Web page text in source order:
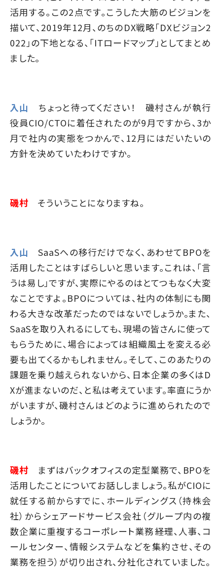
活用する。この2点です。こうした大筋のビジョンを
描いて、2019年12月、のちのDX戦略「DXビジョン2
022」の下地となる、「ITロードマップ」としてまとめ
ました。
入山
ちょっと待ってください！ 磯村さんが執行
役員CIO/CTOに着任されたのが9月ですから、3か
月で社内の実態をつかんで、12月にはだいたいの
方針を決めていたわけですか。
磯村 そういうことになりますね。
入山 SaaSへの移行だけでなく、あわせてBPOを
活用したことはすばらしいと思います。これは、「言
うは易し」ですが、実際にやるのはとてつもなく大変
なことですよ。BPOについては、社内の体制にも関
わる大きな改革だったのではないでしょうか。また、
SaaSを取り入れるにしても、現場の皆さんに使って
もらうために、場合によっては組織風土を変える必
要も出てくるかもしれません。そして、このあたりの
課題を乗り越えられないから、日本企業の多くはD
Xが進まないのだ、と私は考えています。率直にうか
がいますが、磯村さんはどのように進められたので
しょうか。
磯村 まずはバックオフィスの定型業務で、BPOを
活用したことについてお話ししましょう。私がCIOに
就任する前からすでに、ホールディングス（持株会
社）からシェアードサービス会社（グループ内の複
数企業に重複するコーポレート業務――経理、人事、コ
ールセンター、情報システムなどを集約させ、その
業務を担う）が切り出され、分社化されていました。